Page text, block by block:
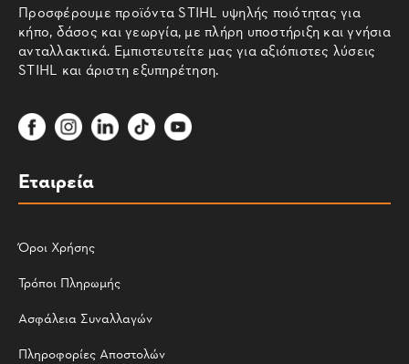
Προσφέρουμε προϊόντα STIHL υψηλής ποιότητας για
κήπο, δάσος και γεωργία, με πλήρη υποστήριξη και γνήσια
ανταλλακτικά. Εμπιστευτείτε μας για αξιόπιστες λύσεις
STIHL και άριστη εξυπηρέτηση.
Εταιρεία
Όροι Χρήσης
Τρόποι Πληρωμής
Ασφάλεια Συναλλαγών
Πληροφορίες Αποστολών